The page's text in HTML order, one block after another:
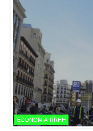
ECONOMÍA-RRHH